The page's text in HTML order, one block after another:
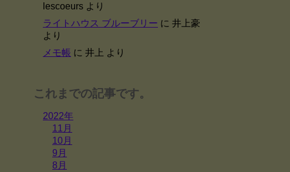
lescoeurs より
ライトハウス ブルーブリー に 井上豪
より
メモ帳 に 井上 より
これまでの記事です。
2022年
11月
10月
9月
8月